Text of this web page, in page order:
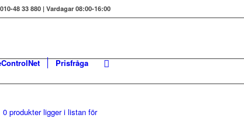
48 33 880 | Vardagar 08:00-16:00
Prisfråga
0 produkterligger i listan för